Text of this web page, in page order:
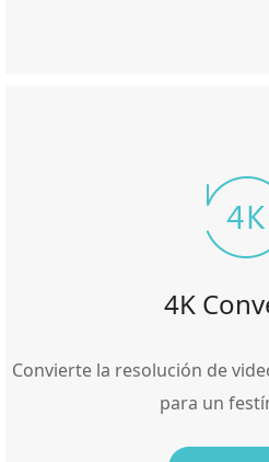
4K
Convierte la resolución de
para un